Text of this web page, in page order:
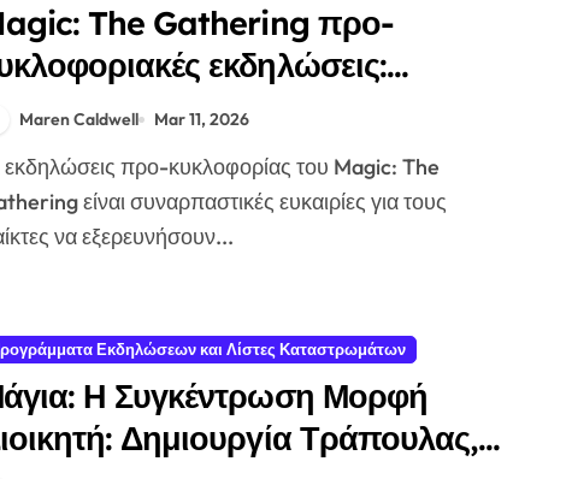
The Gathering προ-
εκδηλώσεις:
τοποθεσίες, μορφές, συμμετοχή της
κοινότητας
Maren Caldwell Mar 11, 2026
είναι συναρπαστικές ευκαιρίες για τους
να εξερευνήσουν...
Εκδηλώσεων και Λίστες Καταστρωμάτων
Η Συγκέντρωση Μορφή
Δημιουργία Τράπουλας,